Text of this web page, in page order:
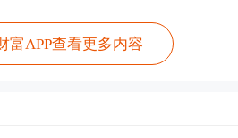
？先来看看指数的计
富APP查看更多内容